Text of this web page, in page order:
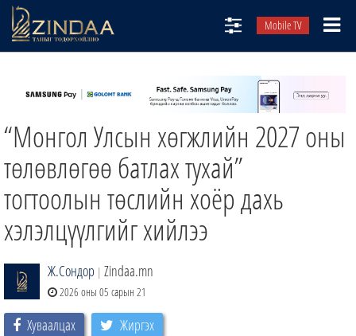
Mobile TV
ТВ8
ӨГЛӨӨНИЙ СОНИН
“Монгол Улсын хөгжлийн 2027 оны
төлөвлөгөө батлах тухай”
тогтоолын төслийн хоёр дахь
хэлэлцүүлгийг хийлээ
Ж.Сондор | Zindaa.mn
2026 оны 05 сарын 21
Хуваалцах Жиргэх